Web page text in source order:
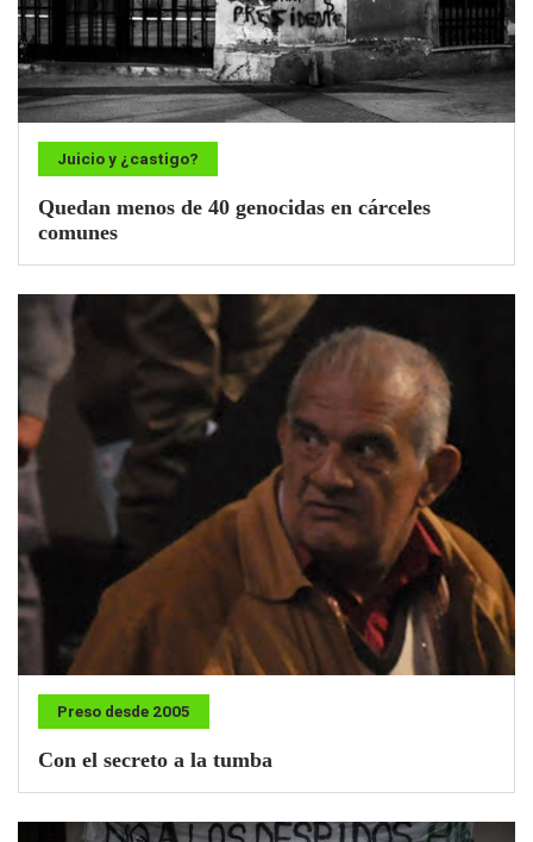
Juicio y ¿castigo?
Quedan menos de 40 genocidas en cárceles
comunes
Preso desde 2005
Con el secreto a la tumba